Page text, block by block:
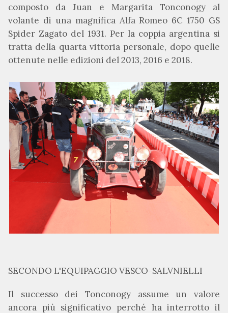
composto da Juan e Margarita Tonconogy al
volante di una magnifica Alfa Romeo 6C 1750 GS
Spider Zagato del 1931. Per la coppia argentina si
tratta della quarta vittoria personale, dopo quelle
ottenute nelle edizioni del 2013, 2016 e 2018.
SECONDO L'EQUIPAGGIO VESCO-SALVNIELLI
Il successo dei Tonconogy assume un valore
ancora più significativo perché ha interrotto il